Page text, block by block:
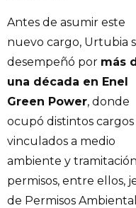
Antes de asumir este
nuevo cargo, Urtubia
desempeñó por más
una década en Enel
Green Power, donde
ocupó distintos cargos
vinculados a medio
ambiente y
permisos, entre ellos,
de Permisos